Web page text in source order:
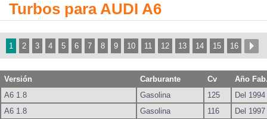
Turbos para AUDI A6
1 2 3 4 5 6 7 8 9 10 11 12 13 14 15 16
Versión Carburante Cv
Año
A6 1.8
Gasolina 125
Del
A6 1.8
Gasolina 116
Del